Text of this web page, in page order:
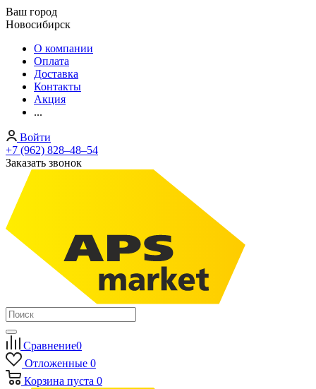
Ваш город
Новосибирск
О компании
Оплата
Доставка
Контакты
Акция
...
Войти
+7 (962) 828‒48‒54
Заказать звонок
Сравнение0
Отложенные 0
Корзина пуста 0